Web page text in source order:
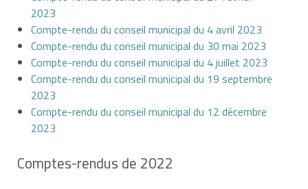
2023
Compte-rendu du conseil municipal du 4 avril 2023
Compte-rendu du conseil municipal du 30 mai 2023
Compte-rendu du conseil municipal du 4 juillet 2023
Compte-rendu du conseil municipal du 19 septembre
2023
Compte-rendu du conseil municipal du 12 décembre
2023
Comptes-rendus de 2022